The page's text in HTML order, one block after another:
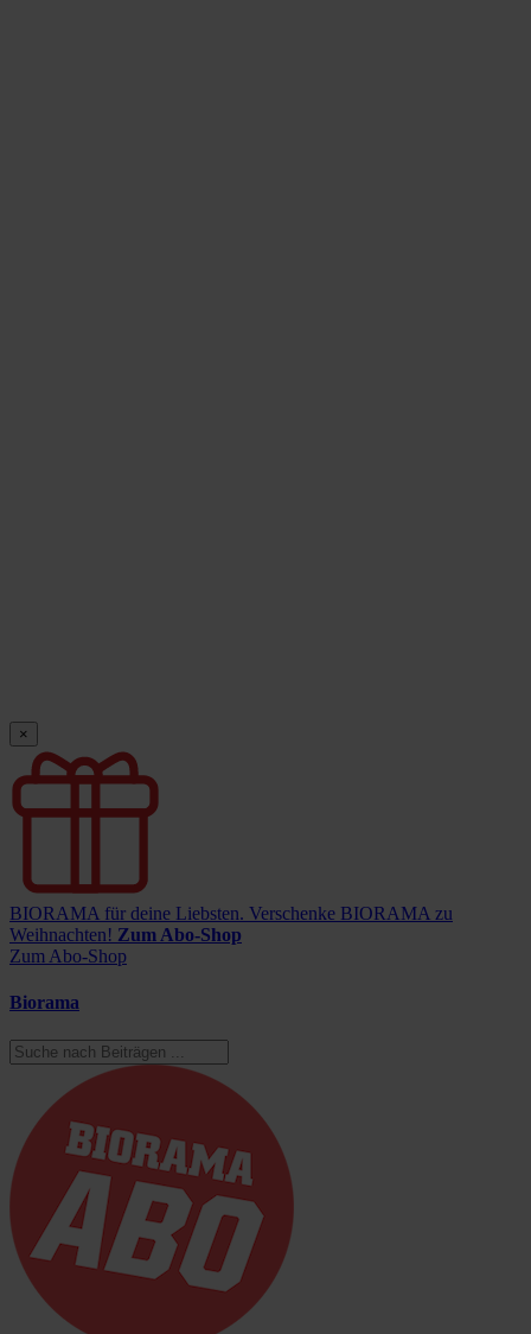
×
BIORAMA für deine Liebsten. Verschenke BIORAMA zu
Weihnachten! Zum Abo-Shop
Zum Abo-Shop
Biorama